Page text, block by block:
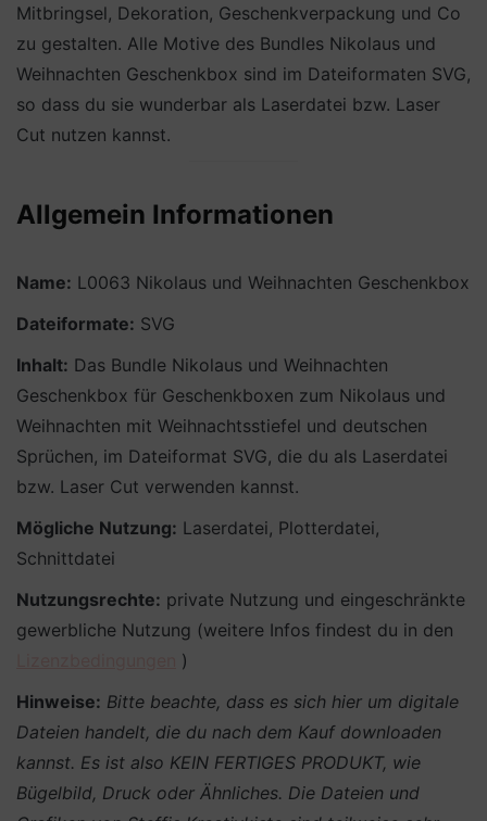
Mitbringsel, Dekoration, Geschenkverpackung und Co
zu gestalten. Alle Motive des Bundles Nikolaus und
Weihnachten Geschenkbox sind im Dateiformaten SVG,
so dass du sie wunderbar als Laserdatei bzw. Laser
Cut nutzen kannst.
Allgemein Informationen
Name: L0063 Nikolaus und Weihnachten Geschenkbox
Dateiformate: SVG
Inhalt: Das Bundle Nikolaus und Weihnachten
Geschenkbox für Geschenkboxen zum Nikolaus und
Weihnachten mit Weihnachtsstiefel und deutschen
Sprüchen, im Dateiformat SVG, die du als Laserdatei
bzw. Laser Cut verwenden kannst.
Mögliche Nutzung: Laserdatei, Plotterdatei,
Schnittdatei
Nutzungsrechte: private Nutzung und eingeschränkte
gewerbliche Nutzung (weitere Infos findest du in den
)
Hinweise: Bitte beachte, dass es sich hier um digitale
Dateien handelt, die du nach dem Kauf downloaden
kannst. Es ist also KEIN FERTIGES PRODUKT, wie
Bügelbild, Druck oder Ähnliches. Die Dateien und